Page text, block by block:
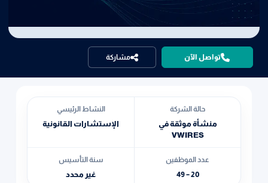
تواصل الآن مشاركة
حالة الشركة
منشأة موثقة في
VWIRES
النشاط الرئيسي
الإستشارات القانونية
عدد الموظفين
20 – 49
سنة التأسيس
غير محدد